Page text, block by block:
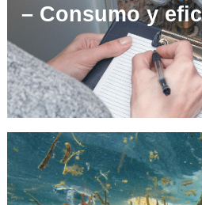
– Consumo y